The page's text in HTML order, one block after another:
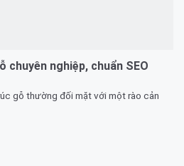
chuyên nghiệp, chuẩn SEO
gỗ thường đối mặt với một rào cản